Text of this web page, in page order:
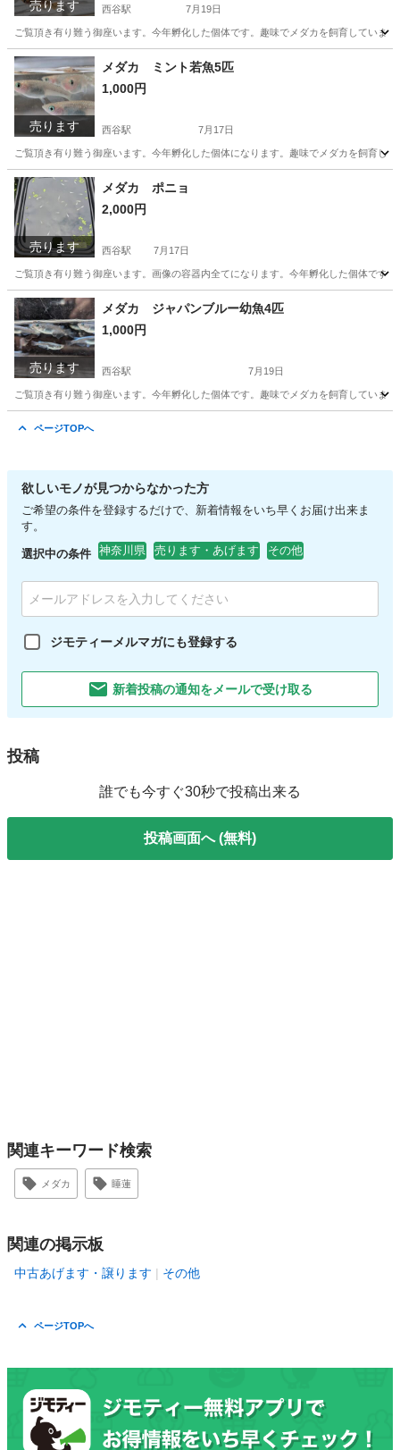
売ります 西谷駅 7月19日
ご覧頂き有り難う御座います。今年孵化した個体です。趣味でメダカを飼育していま
神奈川 横浜市 西谷駅 その他 メダカ
売ります
メダカ ミント若魚5匹
1,000円
西谷駅 7月17日
ご覧頂き有り難う御座います。今年孵化した個体になります。趣味でメダカを飼育し
神奈川 横浜市 西谷駅
売ります
メダカ ポニョ
2,000円
西谷駅 7月17日
ご覧頂き有り難う御座います。画像の容器内全てになります。今年孵化した個体です
神奈川 横浜市 西谷駅 その他 ポニョ
売ります
メダカ ジャパンブルー幼魚4匹
1,000円
西谷駅 7月19日
ご覧頂き有り難う御座います。今年孵化した個体です。趣味でメダカを飼育していま
ページTOPへ
欲しいモノが見つからなかった方
ご希望の条件を登録するだけで、新着情報をいち早くお届け出来ま
す。
選択中の条件 神奈川県 売ります・あげます その他
ジモティーメルマガにも登録する
新着投稿の通知をメールで受け取る
投稿
誰でも今すぐ30秒で投稿出来る
投稿画面へ (無料)
関連キーワード検索
メダカ 睡蓮
関連の掲示板
中古あげます・譲ります その他
ページTOPへ